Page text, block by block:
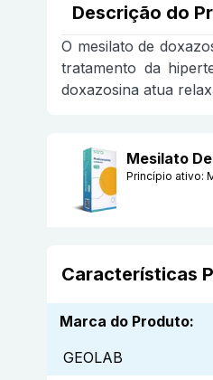
Descrição do
O mesilato de
tratamento da
doxazosina atua
Mesilato
Princípio ativo:
Características
Marca do Produto:
GEOLAB